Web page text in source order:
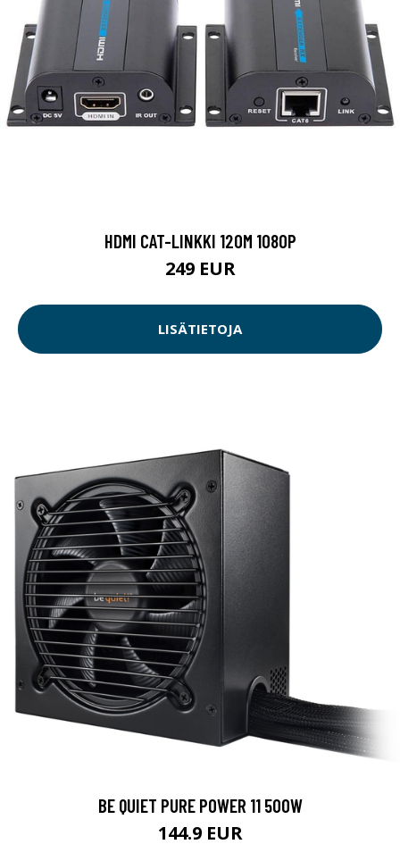
HDMI CAT-LINKKI 120M 1080P
249 EUR
LISÄTIETOJA
BE QUIET PURE POWER 11 500W
144.9 EUR